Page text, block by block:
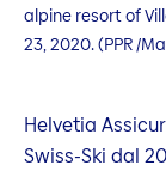
alpine resort of
23, 2020. (PPR /
Helvetia
Swiss-Ski dal